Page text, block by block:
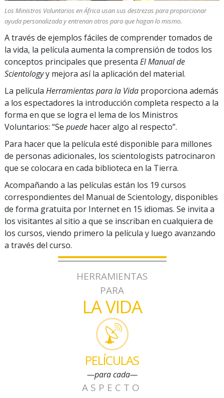
Los Ministros Voluntarios en África usan sus destrezas para proporcionar
ayuda personalizada y entrenan otros para que hagan lo mismo.
A través de ejemplos fáciles de comprender tomados de
la vida, la película aumenta la comprensión de todos los
conceptos principales que presenta El Manual de
Scientologyy mejora así la aplicación del material.
La película Herramientas para la Vida proporciona además
a los espectadores la introducción completa respecto a la
forma en que se logra el lema de los Ministros
Voluntarios: “Se puede hacer algo al respecto”.
Para hacer que la película esté disponible para millones
de personas adicionales, los scientologists patrocinaron
que se colocara en cada biblioteca en la Tierra.
Acompañando a las películas están los 19 cursos
correspondientes del Manual de Scientology, disponibles
de forma gratuita por Internet en 15 idiomas. Se invita a
los visitantes al sitio a que se inscriban en cualquiera de
los cursos, viendo primero la película y luego avanzando
a través del curso.
HERRAMIENTAS
PARA
LA VIDA
PELÍCULAS
—para cada—
ASPECTO